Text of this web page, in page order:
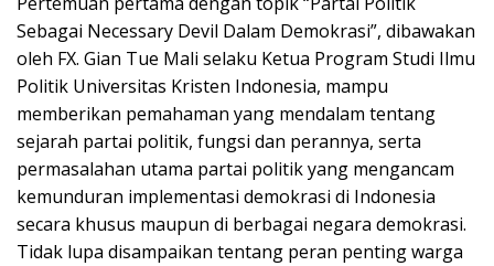
Sebagai Necessary Devil Dalam Demokrasi”, dibawakan
oleh FX. Gian Tue Mali selaku Ketua Program Studi Ilmu
Politik Universitas Kristen Indonesia, mampu
memberikan pemahaman yang mendalam tentang
sejarah partai politik, fungsi dan perannya, serta
permasalahan utama partai politik yang mengancam
kemunduran implementasi demokrasi di Indonesia
secara khusus maupun di berbagai negara demokrasi.
Tidak lupa disampaikan tentang peran penting warga